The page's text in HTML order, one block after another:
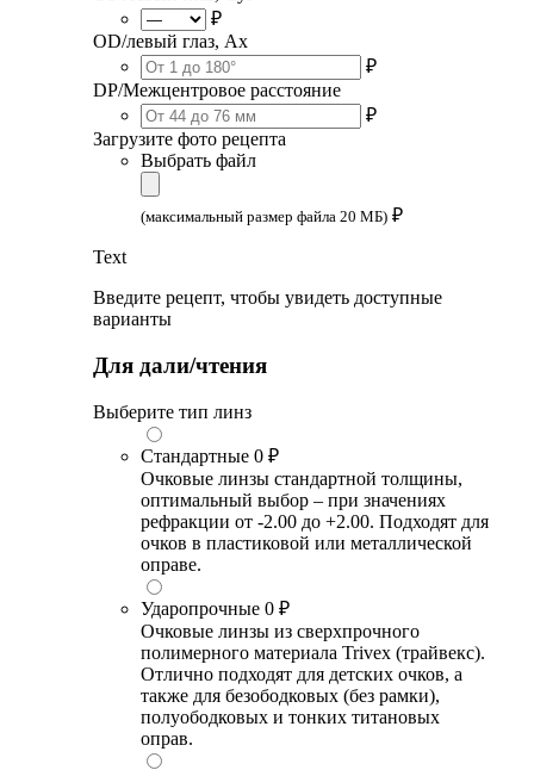
₽
OD/левый глаз, Ax
₽
DP/Межцентровое расстояние
₽
Загрузите фото рецепта
Выбрать файл
(максимальный размер файла 20 МБ) ₽
Text
Введите рецепт, чтобы увидеть доступные
варианты
Для дали/чтения
Выберите тип линз
Стандартные 0 ₽
Очковые линзы стандартной толщины,
оптимальный выбор – при значениях
рефракции от -2.00 до +2.00. Подходят для
очков в пластиковой или металлической
оправе.
Ударопрочные 0 ₽
Очковые линзы из сверхпрочного
полимерного материала Trivex (трайвекс).
Отлично подходят для детских очков, а
также для безободковых (без рамки),
полуободковых и тонких титановых
оправ.